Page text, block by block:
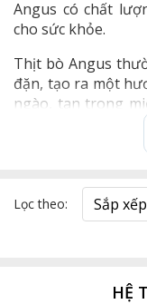
Angus có chất
cho sức khỏe.
Thịt bò Angus
đặn, tạo ra một
ngào, tan trong
thịt bò Angus Úc
Lọc theo: Sắp xếp
HỆ